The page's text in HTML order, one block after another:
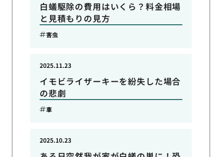
白蟻駆除の費用はいくら？料金相場
と見積もりの見方
害虫
イモビライザーキーを紛失した場合
の悲劇
2025.11.23
車
2025.10.23